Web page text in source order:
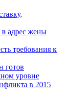
в адрес жены
требования к
готов
уровне
в 2015